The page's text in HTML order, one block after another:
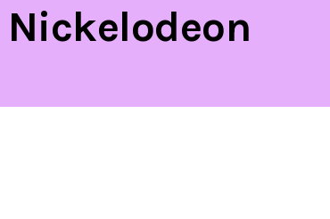
Nickelodeon